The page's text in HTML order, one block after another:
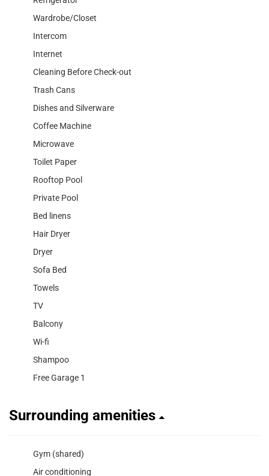
Wardrobe/Closet
Intercom
Internet
Cleaning Before Check-out
Trash Cans
Dishes and Silverware
Coffee Machine
Microwave
Toilet Paper
Rooftop Pool
Private Pool
Bed linens
Hair Dryer
Dryer
Sofa Bed
Towels
TV
Balcony
Wi-fi
Shampoo
Free Garage 1
Surrounding amenities
Gym (shared)
Air conditioning